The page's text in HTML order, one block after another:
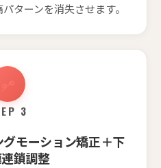
ターンを消失させます。
3
モーション矯正＋下
鎖調整